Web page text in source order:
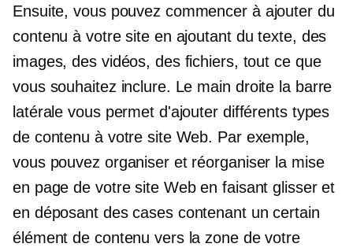
Ensuite, vous pouvez commencer à ajouter du
contenu à votre site en ajoutant du texte, des
images, des vidéos, des fichiers, tout ce que
vous souhaitez inclure. Le main droite la barre
latérale vous permet d'ajouter différents types
de contenu à votre site Web. Par exemple,
vous pouvez organiser et réorganiser la mise
en page de votre site Web en faisant glisser et
en déposant des cases contenant un certain
élément de contenu vers la zone de votre